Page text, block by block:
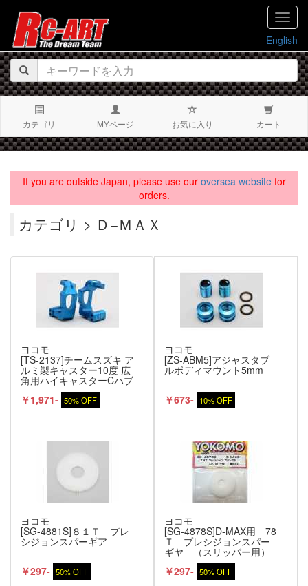
English
カテゴリ MYページ お気に入り カート
If you are outside Japan, please use our oversea websitefor
orders.
カテゴリ > Ｄ−ＭＡＸ
ヨコモ
[TS-2137]チームスズキ ア
ルミ製キャスター10度 広
角用ハイキャスターCハブ
￥1,971- 50% OFF
ヨコモ
[ZS-ABM5]アジャスタブ
ルボディマウント5mm
￥673- 10% OFF
ヨコモ
[SG-4881S]８１Ｔ プレ
シジョンスパーギア
￥297- 50% OFF
ヨコモ
[SG-4878S]D-MAX用 78
Ｔ プレシジョンスパー
ギヤ （スリッパー用）
￥297- 50% OFF